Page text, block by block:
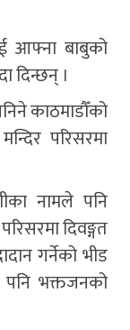
आफ्ना बाबुको
दिन्छन् ।
काठमाडौँको
परिसरमा
नामले पनि
दिवङ्गत
गर्नेको भीड
पनि भक्तजनको